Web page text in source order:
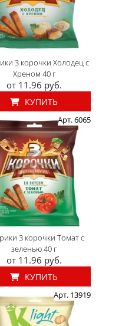
3 корочки Холодец c
Хреном 40 г
от 11.96 руб.
КУПИТЬ
Арт. 6065
3 корочки Томат с
зеленью 40 г
от 11.96 руб.
КУПИТЬ
Арт. 13919